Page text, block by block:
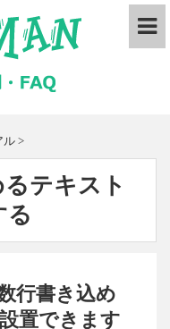
ル >
テキスト
る
行書き込め
置できます